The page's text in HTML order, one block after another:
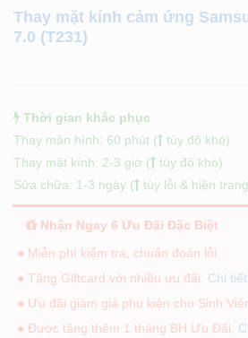
Thay mặt kính cảm ứng
7.0 (T231)
Thời gian khắc phục
Thay màn hình: 60 phút (
tùy độ khó)
Thay mặt kính: 2-3 giờ (
tùy độ khó)
Sửa chữa: 1-3 ngày (
tùy lỗi & hiện
Nhận Ngay 6 Ưu Đãi Đặc Biệt
● Miễn phí kiểm tra, chuẩn đoán lỗi.
● Tặng Giftcard với nhiều ưu đãi. Chi tiết
● Ưu đãi giảm giá phụ kiện cho Sinh
● Được tặng thêm 1 tháng BH Ưu Đãi.